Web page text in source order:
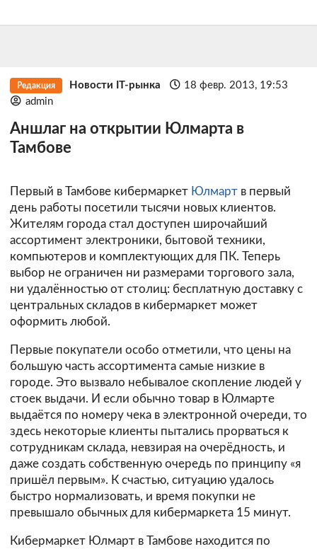
Редакция Новости IT-рынка
18 февр. 2013, 19:53
admin
Аншлаг на открытии Юлмарта в
Тамбове
Первый в Тамбове кибермаркет Юлмарт в первый
день работы посетили тысячи новых клиентов.
Жителям города стал доступен широчайший
ассортимент электроники, бытовой техники,
компьютеров и комплектующих для ПК. Теперь
выбор не ограничен ни размерами торгового зала,
ни удалённостью от столиц: бесплатную доставку с
центральных складов в кибермаркет может
оформить любой.
Первые покупатели особо отметили, что цены на
большую часть ассортимента самые низкие в
городе. Это вызвало небывалое скопление людей у
стоек выдачи. И если обычно товар в Юлмарте
выдаётся по номеру чека в электронной очереди, то
здесь некоторые клиенты пытались прорваться к
сотрудникам склада, невзирая на очерёдность, и
даже создать собственную очередь по принципу «я
пришёл первым». К счастью, ситуацию удалось
быстро нормализовать, и время покупки не
превышало обычных для кибермаркета 15 минут.
Кибермаркет Юлмарт в Тамбове находится по